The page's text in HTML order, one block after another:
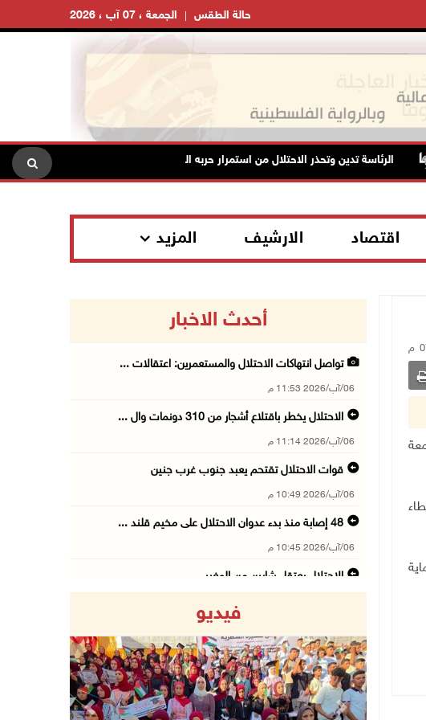
الجمعة ، 07 آب ، 2026 حالة الطقس
الرئاسة تدين وتحذر الاحتلال من استمرار حربه الشاملة على الشعب الفلسطيني ومخاطر
اقتصاد الارشيف المزيد
أحدث الاخبار
تواصل انتهاكات الاحتلال والمستعمرين: اعتقالات ...
06/آب/2026 11:53 م
الاحتلال يخطر باقتلاع أشجار من 310 دونمات وال ...
06/آب/2026 11:14 م
قوات الاحتلال تقتحم يعبد جنوب غرب جنين
06/آب/2026 10:49 م
48 إصابة منذ بدء عدوان الاحتلال على مخيم قلند ...
06/آب/2026 10:45 م
الاحتلال يعتقل شابين من المغير
06/آب/2026 10:01 م
رئيس بلدية الخليل يطلع وفدا أميركيا على تطورا ...
06/آب/2026 09:59 م
فيديو
Previous Next